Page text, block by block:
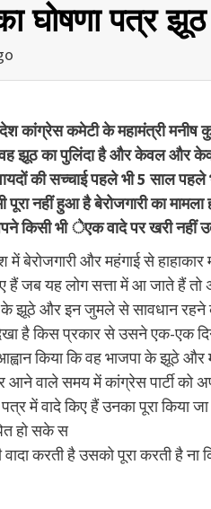
घोषणा पत्र झूठ
कांग्रेस कमेटी के महामंत्री मनीष
वह झूठ का पुलिंदा है और केवल और
की सच्चाई पहले भी 5 साल
नहीं हुआ है बेरोजगारी का मामला
किसी भी ेएक वादे पर खरी नहीं
बेरोजगारी और महंगाई से
जब यह लोग सत्ता में आ जाते हैं तो
झूठे और इन जुमले से सावधान
है किस प्रकार से उसने एक-एक
किया कि वह भाजपा के झूठे
वाले समय में कांग्रेस पार्टी को
पत्र में वादे किए हैं उनका पूरा
हो सके स
करती है उसको पूरा करती है